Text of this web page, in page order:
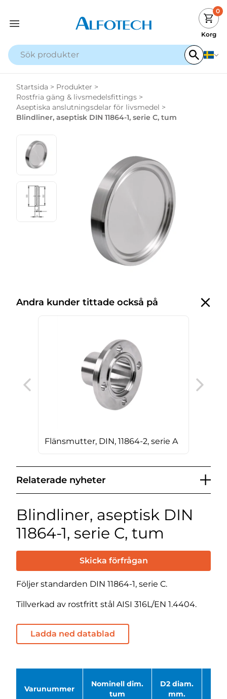
0
Korg
Startsida > Produkter >
Rostfria gäng & livsmedelsfittings >
Aseptiska anslutningsdelar för livsmedel >
Blindliner, aseptisk DIN 11864-1, serie C, tum
Andra kunder tittade också på
Flänsmutter, DIN, 11864-2, serie A
Relaterade nyheter
Blindliner, aseptisk DIN
11864-1, serie C, tum
Skicka förfrågan
Följer standarden DIN 11864-1, serie C.
Tillverkad av rostfritt stål AISI 316L/EN 1.4404.
Ladda ned datablad
Varunummer
Nominell dim.
tum
D2 diam.
mm.